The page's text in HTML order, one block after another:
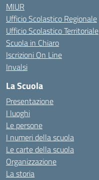
MIUR
Ufficio Scolastico Regionale
Ufficio Scolastico Territoriale
Scuola in Chiaro
Iscrizioni On Line
Invalsi
La Scuola
Presentazione
I luoghi
Le persone
I numeri della scuola
Le carte della scuola
Organizzazione
La storia